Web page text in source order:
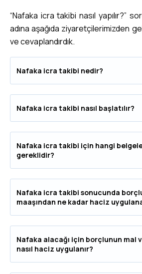
“Nafaka icra takibi nasıl yapılır?”
adına aşağıda ziyaretçilerimizden
ve cevaplandırdık.
Nafaka icra takibi nedir?
Nafaka icra takibi nasıl başlatılır?
Nafaka icra takibi için hangi
gereklidir?
Nafaka icra takibi sonucunda
maaşından ne kadar haciz
Nafaka alacağı için borçlunun mal
nasıl haciz uygulanır?